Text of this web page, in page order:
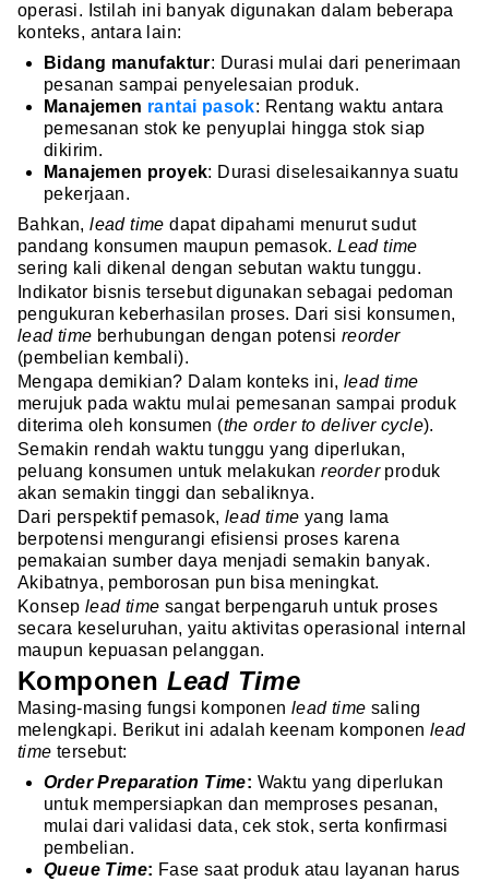
operasi. Istilah ini banyak digunakan dalam beberapa
konteks, antara lain:
Bidang manufaktur: Durasi mulai dari penerimaan
pesanan sampai penyelesaian produk.
Manajemen rantai pasok: Rentang waktu antara
pemesanan stok ke penyuplai hingga stok siap
dikirim.
Manajemen proyek: Durasi diselesaikannya suatu
pekerjaan.
Bahkan,lead time dapat dipahami menurut sudut
pandang konsumen maupun pemasok.Lead time
sering kali dikenal dengan sebutan waktu tunggu.
Indikator bisnis tersebut digunakan sebagai pedoman
pengukuran keberhasilan proses. Dari sisi konsumen,
lead time berhubungan dengan potensi reorder
(pembelian kembali).
Mengapa demikian? Dalam konteks ini, lead time
merujuk pada waktu mulai pemesanan sampai produk
diterima oleh konsumen (the order to deliver cycle).
Semakin rendah waktu tunggu yang diperlukan,
peluang konsumen untuk melakukanreorder produk
akan semakin tinggi dan sebaliknya.
Dari perspektif pemasok, lead time yang lama
berpotensi mengurangi efisiensi proses karena
pemakaian sumber daya menjadi semakin banyak.
Akibatnya, pemborosan pun bisa meningkat.
Konsep lead time sangat berpengaruh untuk proses
secara keseluruhan, yaitu aktivitas operasional internal
maupun kepuasan pelanggan.
Komponen Lead Time
Masing-masing fungsi komponen lead time saling
melengkapi. Berikut ini adalah keenam komponen lead
time tersebut:
Order Preparation Time: Waktu yang diperlukan
untuk mempersiapkan dan memproses pesanan,
mulai dari validasi data, cek stok, serta konfirmasi
pembelian.
Queue Time: Fase saat produk atau layanan harus